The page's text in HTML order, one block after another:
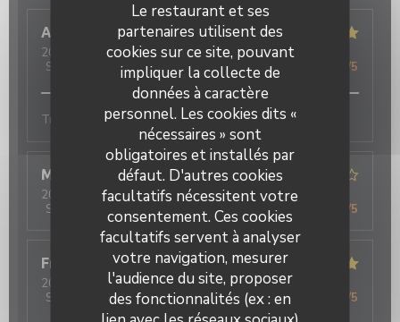
Le restaurant et ses
partenaires utilisent des
cookies sur ce site, pouvant
impliquer la collecte de
données à caractère
personnel. Les cookies dits «
nécessaires » sont
obligatoires et installés par
défaut. D'autres cookies
facultatifs nécessitent votre
consentement. Ces cookies
facultatifs servent à analyser
votre navigation, mesurer
l'audience du site, proposer
des fonctionnalités (ex : en
Anne
2026-07-26- 12:45 - Couverts 4
Service
Ambiance :5/5 Cuisine:5/5 Qualité / Prix /5
Très bonne cuisine, service agréable
Marie-Paule L
2026-07-25- 12:45 - Couverts 3
Service
Ambiance Cuisine Qualité / Prix /5
Françoise
D
2026-07-24- 20:00 - Couverts 4
Service
/5 Ambiance:4/5 Cuisine: 5/5 Qualité / Prix /5